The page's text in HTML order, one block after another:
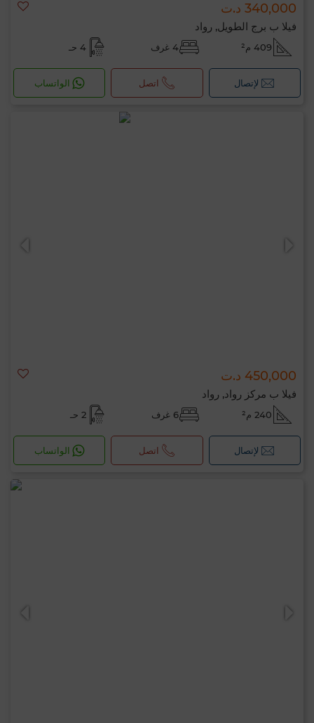
340,000 د.ت
فيلا ب برج الطويل, رواد
409 م² 4 غرف 4 حـ
لإتصال اتصل الواتساب
450,000 د.ت
فيلا ب مركز رواد, رواد
240 م² 6 غرف 2 حـ
لإتصال اتصل الواتساب